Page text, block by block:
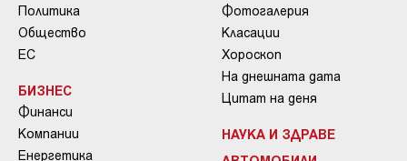
Политика
Общество
ЕС
БИЗНЕС
Финанси
Компании
Енергетика
Фотогалерия
Класации
Хороскоп
На днешната дата
Цитат на деня
НАУКА И ЗДРАВЕ